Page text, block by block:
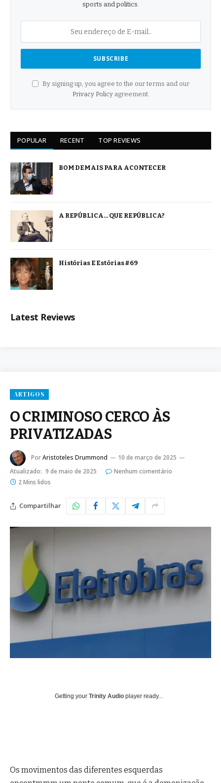
sports and politics.
By signing up, you agree to the our terms and our
Privacy Policyagreement.
POPULAR RECENT TOP REVIEWS
BOM DEMAIS PARA ACONTECER
A REPÚBLICA… QUE REPÚBLICA?
Histórias E Estórias #69
Latest Reviews
ARTIGOS
O CRIMINOSO CERCO ÀS
PRIVATIZADAS
PorAristoteles Drummond
10 de março de 2025
Atualizado: 9 de maio de 2025
Nenhum comentário
2 Mins lidos
Compartilhar
Getting your Trinity Audio player ready...
Os movimentos das diferentes esquerdas